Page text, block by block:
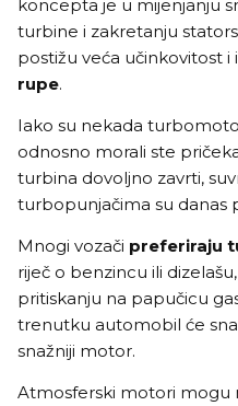
koncepta je u mijenjanju
turbine i zakretanju
postižu veća učinkovitost i
rupe.
Iako su nekada
odnosno morali ste
turbina dovoljno zavrti,
turbopunjačima su danas
Mnogi vozači preferiraju
riječ o benzincu ili
pritiskanju na papučicu
trenutku automobil će
snažniji motor.
Atmosferski motori mogu